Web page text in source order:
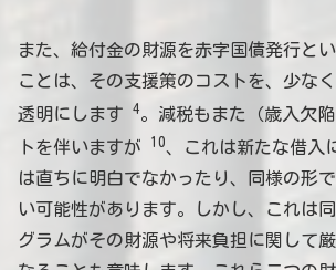
また、給付金の財源を赤字国債発行と
ことは、その支援策のコストを、少な
透明にします 4。減税もまた（歳入欠
トを伴いますが
10、これは新たな借入
は直ちに明白でなかったり、同様の形
い可能性があります。しかし、これは
グラムがその財源や将来負担に関して